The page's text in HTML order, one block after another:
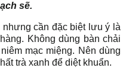
sẽ.
cần đặc biệt lưu ý là
Không dùng bàn chải
mạc miệng. Nên dùng
trà xanh để diệt khuẩn.